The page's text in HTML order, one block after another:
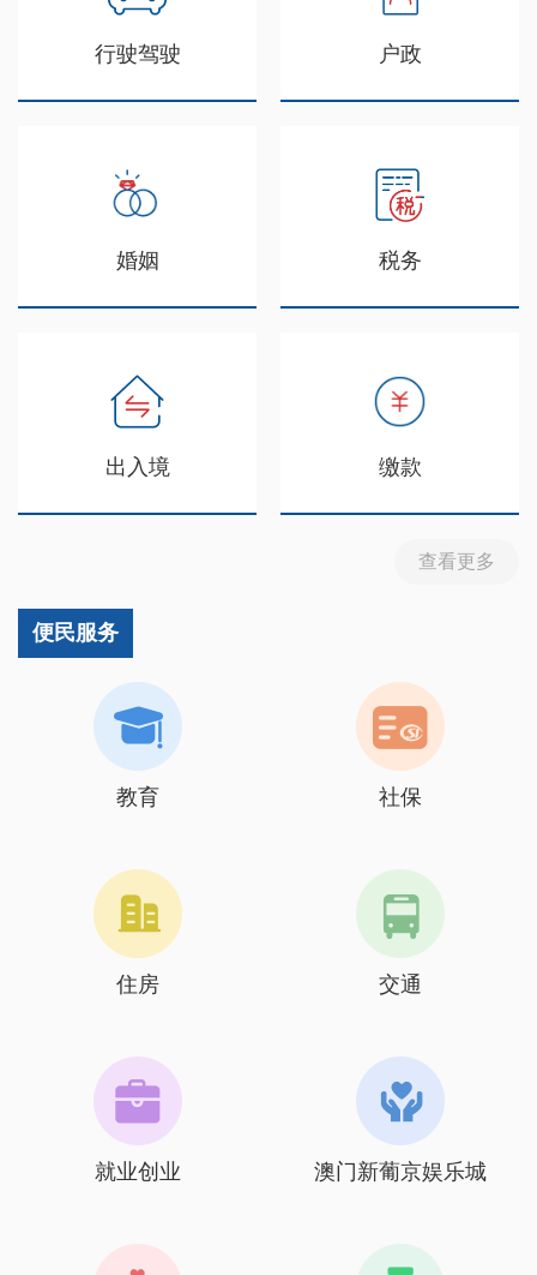
行驶驾驶 户政
婚姻 税务
出入境 缴款
查看更多
便民服务
教育 社保
住房 交通
就业创业 澳门新葡京娱乐城